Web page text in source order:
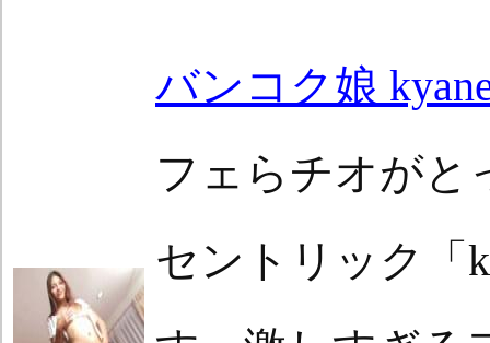
バンコク娘
フェらチオがと
セントリック「